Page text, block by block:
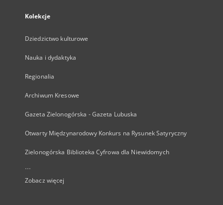
Kolekcje
Dziedzictwo kulturowe
Nauka i dydaktyka
Regionalia
Archiwum Kresowe
Gazeta Zielonogórska - Gazeta Lubuska
Otwarty Międzynarodowy Konkurs na Rysunek Satyryczny
Zielonogórska Biblioteka Cyfrowa dla Niewidomych
...
Zobacz więcej